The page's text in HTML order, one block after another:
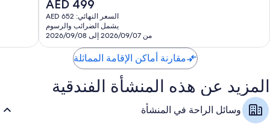
حمامات مزودة بأحواض استحمام أو حجيرات دش ومستلزمات مجانية
تلفزيونات ذكية 49-بوصة مزودة بقنوات بريميوم
دواليب/خزائن ملابس، ومصابيح إضاءة LED، وثلاجات
الحالي
هو
AED
499
AED 499
السعر النهائي: AED 652
يشمل الضرائب والرسوم
من 2026/09/07 إلى 2026/09/08
مقارنة أماكن الإقامة المماثلة
المزيد عن هذه المنشأة الفندقية
وسائل الراحة في المنشأة